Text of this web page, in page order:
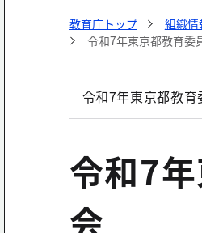
教育庁トップ 組織情
令和7年東京都教育委
令和7年東京都教育
令和7
会